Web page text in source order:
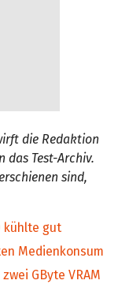
die Redaktion
das Test-Archiv.
sind,
kühlte gut
Medienkonsum
GByte VRAM